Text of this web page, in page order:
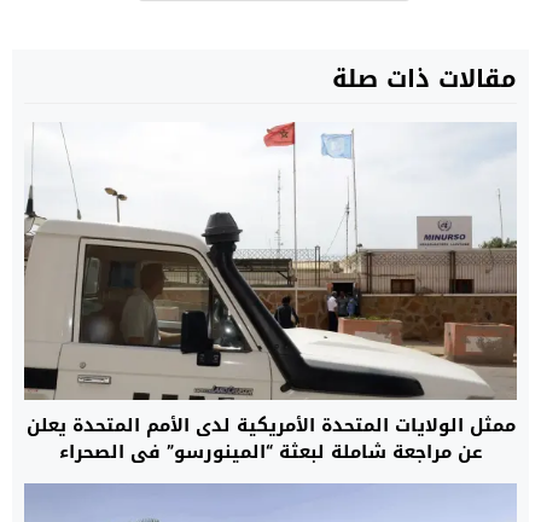
مقالات ذات صلة
ممثل الولايات المتحدة الأمريكية لدى الأمم المتحدة يعلن
عن مراجعة شاملة لبعثة “المينورسو” في الصحراء